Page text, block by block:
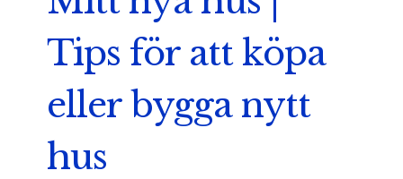
Tips för att köpa
eller bygga nytt
hus